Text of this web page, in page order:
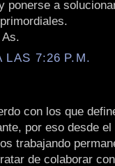
ponerse a
LAS 7:26 P.M.
con los que
por eso desde
trabajando
de colaborar